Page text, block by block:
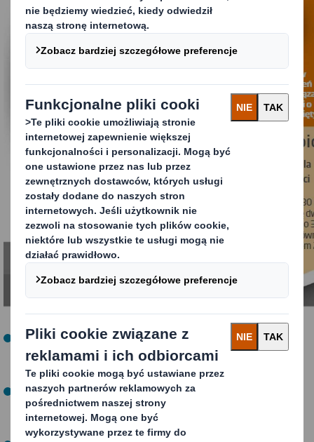
Naszą działalność prowadzimy w zgodzie z ideą
zrównoważonego rozwoju troszcząc się o przyszłość
kolejnych pokoleń.
Edukujemy i kształtujemy świadomość ekologiczną już
wśród przedszkolaków, sadzimy lasy i dbamy o tereny
zielone wspierając bioróżnorodność gatunkową.